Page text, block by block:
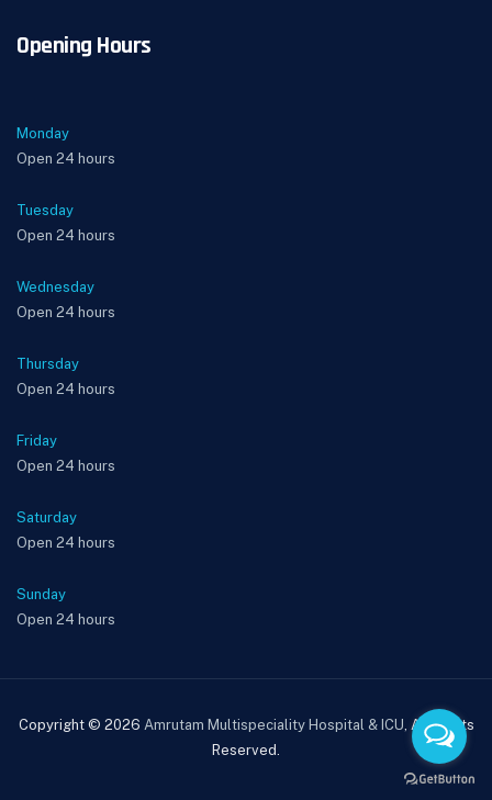
Opening Hours
Monday
Open 24 hours
Tuesday
Open 24 hours
Wednesday
Open 24 hours
Thursday
Open 24 hours
Friday
Open 24 hours
Saturday
Open 24 hours
Sunday
Open 24 hours
Copyright © 2026 Amrutam Multispeciality Hospital & ICU, All Rights
Reserved.